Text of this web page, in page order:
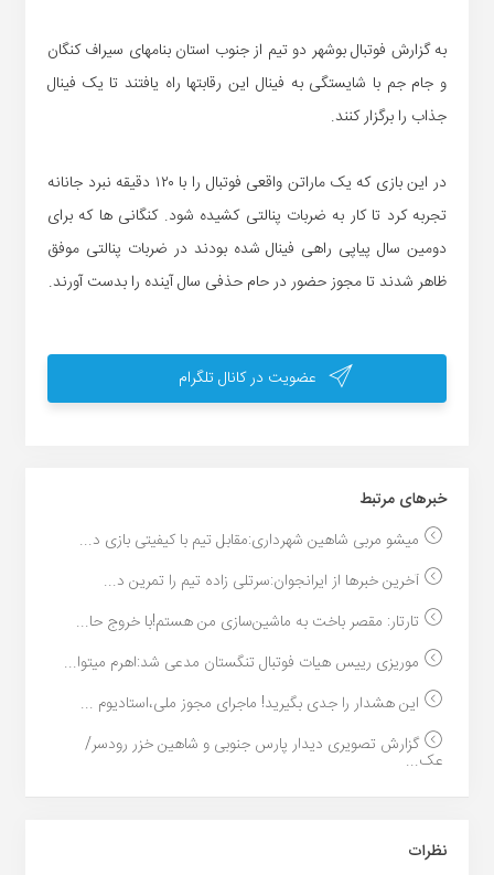
به گزارش فوتبال بوشهر دو تیم از جنوب استان بنامهای سیراف کنگان
و جام جم با شایستگی به فینال این رقابتها راه یافتند تا یک فینال
جذاب را برگزار کنند.
در این بازی که یک ماراتن واقعی فوتبال را با ۱۲۰ دقیقه نبرد جانانه
تجربه کرد تا کار به ضربات پنالتی کشیده شود. کنگانی ها که برای
دومین سال پیاپی راهی فینال شده بودند در ضربات پنالتی موفق
ظاهر شدند تا مجوز حضور در حام حذفی سال آینده را بدست آورند.
عضویت در کانال تلگرام
خبر‌های مرتبط
میشو مربی شاهین شهرداری:مقابل تیم با کیفیتی بازی د...
آخرین خبرها از ایرانجوان:سرتلی زاده تیم را تمرین د...
تارتار: مقصر باخت به ماشین‌سازی من هستم!با خروج حا...
موریزی رییس هیات فوتبال تنگستان مدعی شد:اهرم میتوا...
این هشدار را جدی بگیرید! ماجرای مجوز ملی،استادیوم ...
گزارش تصویری دیدار پارس جنوبی و شاهین خزر رودسر/
عک...
نظرات